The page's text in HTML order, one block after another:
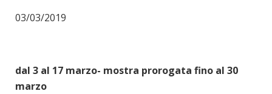
03/03/2019
dal 3 al 17 marzo- mostra prorogata fino al 30
marzo